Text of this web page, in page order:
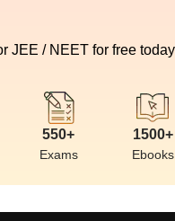
JEE / NEET for free
550+
Exams
1500+
Ebooks